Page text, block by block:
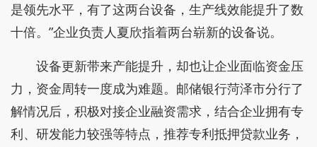
是领先水平，有了这两台设备，生产线效能提升了数
十倍。”企业负责人夏欣指着两台崭新的设备说。
设备更新带来产能提升，却也让企业面临资金压
力，资金周转一度成为难题。邮储银行菏泽市分行了
解情况后，积极对接企业融资需求，结合企业拥有专
利、研发能力较强等特点，推荐专利抵押贷款业务，